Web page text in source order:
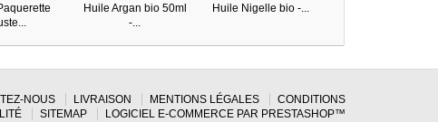
Huile Argan bio 50ml
-...
Huile Nigelle bio -...
NOUS LIVRAISON MENTIONS LÉGALES
CONDITIONS
SITEMAP LOGICIEL E-COMMERCE PAR PRESTASHOP™